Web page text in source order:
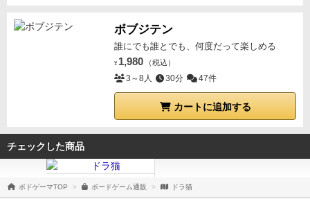
ボブジテン
誰にでも誰とでも、何度だって楽しめる
¥ 1,980 （税込）
3～8人 30分 47件
カートに追加する
チェックした商品
ボドゲーマTOP ボードゲーム通販 ドラ猫